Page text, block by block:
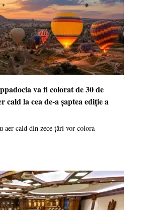
va fi colorat de 30 de
cald la cea de-a șaptea ediție a
aer cald din zece țări vor colora